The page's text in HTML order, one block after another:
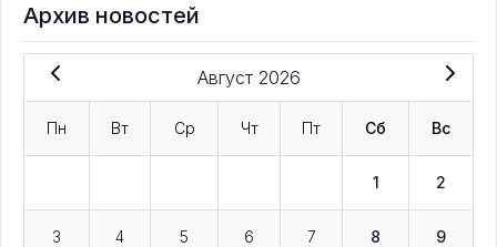
Архив новостей
Август 2026
Пн Вт Ср Чт Пт Сб Вс
1 2
3 4 5 6 7 8 9